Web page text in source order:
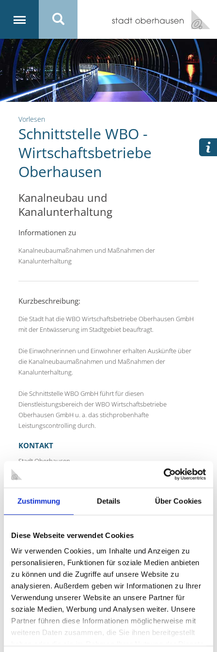
Zustimmung Details Über Cookies
Diese Webseite verwendet Cookies
Wir verwenden Cookies, um Inhalte und Anzeigen zu
personalisieren, Funktionen für soziale Medien anbieten
zu können und die Zugriffe auf unsere Website zu
analysieren. Außerdem geben wir Informationen zu Ihrer
Verwendung unserer Website an unsere Partner für
soziale Medien, Werbung und Analysen weiter. Unsere
Partner führen diese Informationen möglicherweise mit
weiteren Daten zusammen, die Sie ihnen bereitgestellt
Vorlesen
Schnittstelle WBO -
Wirtschaftsbetriebe
Oberhausen
Kanalneubau und
Kanalunterhaltung
Informationen zu
Kanalneubaumaßnahmen und Maßnahmen der
Kanalunterhaltung
Kurzbeschreibung:
Die Stadt hat die WBO Wirtschaftsbetriebe Oberhausen GmbH
mit der Entwässerung im Stadtgebiet beauftragt.
Die Einwohnerinnen und Einwohner erhalten Auskünfte über
die Kanalneubaumaßnahmen und Maßnahmen der
Kanalunterhaltung.
Die Schnittstelle WBO GmbH führt für diesen
Dienstleistungsbereich der WBO Wirtschaftsbetriebe
Oberhausen GmbH u. a. das stichprobenhafte
Leistungscontrolling durch.
KONTAKT
Stadt Oberhausen
Schnittstelle WBO GmbHTechnisches Rathaus
Bahnhofstr. 66
46042 Oberhausen
Aref Sarsour
Telefon: 0208 825-3244
Zimmer A 423
E-Mail:aref.sarsour@oberhausen.de
ÖFFNUNGSZEITEN